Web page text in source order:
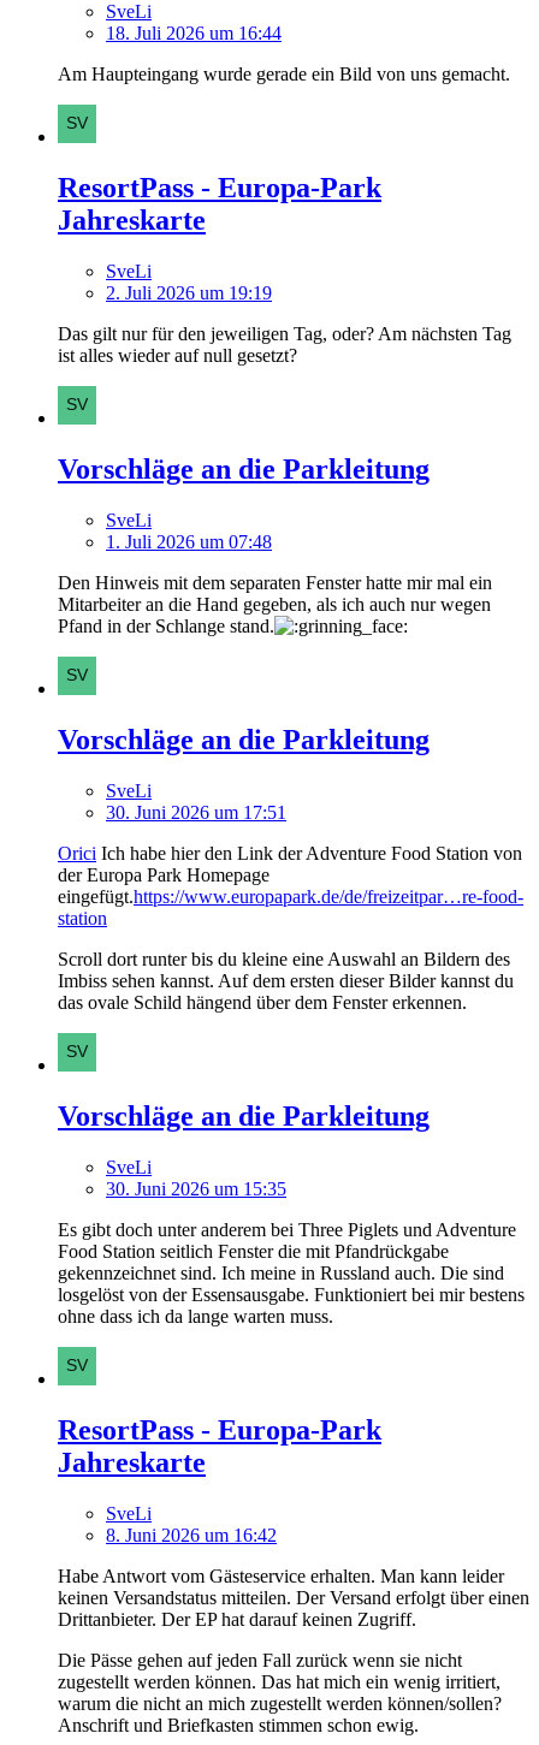
SveLi
18. Juli 2026 um 16:44
Am Haupteingang wurde gerade ein Bild von uns gemacht.
ResortPass - Europa-Park
Jahreskarte
SveLi
2. Juli 2026 um 19:19
Das gilt nur für den jeweiligen Tag, oder? Am nächsten Tag
ist alles wieder auf null gesetzt?
Vorschläge an die Parkleitung
SveLi
1. Juli 2026 um 07:48
Den Hinweis mit dem separaten Fenster hatte mir mal ein
Mitarbeiter an die Hand gegeben, als ich auch nur wegen
Pfand in der Schlange stand.
Vorschläge an die Parkleitung
SveLi
30. Juni 2026 um 17:51
Orici Ich habe hier den Link der Adventure Food Station von
der Europa Park Homepage
eingefügt.https://www.europapark.de/de/freizeitpar…re-food-
station
Scroll dort runter bis du kleine eine Auswahl an Bildern des
Imbiss sehen kannst. Auf dem ersten dieser Bilder kannst du
das ovale Schild hängend über dem Fenster erkennen.
Vorschläge an die Parkleitung
SveLi
30. Juni 2026 um 15:35
Es gibt doch unter anderem bei Three Piglets und Adventure
Food Station seitlich Fenster die mit Pfandrückgabe
gekennzeichnet sind. Ich meine in Russland auch. Die sind
losgelöst von der Essensausgabe. Funktioniert bei mir bestens
ohne dass ich da lange warten muss.
ResortPass - Europa-Park
Jahreskarte
SveLi
8. Juni 2026 um 16:42
Habe Antwort vom Gästeservice erhalten. Man kann leider
keinen Versandstatus mitteilen. Der Versand erfolgt über einen
Drittanbieter. Der EP hat darauf keinen Zugriff.
Die Pässe gehen auf jeden Fall zurück wenn sie nicht
zugestellt werden können. Das hat mich ein wenig irritiert,
warum die nicht an mich zugestellt werden können/sollen?
Anschrift und Briefkasten stimmen schon ewig.